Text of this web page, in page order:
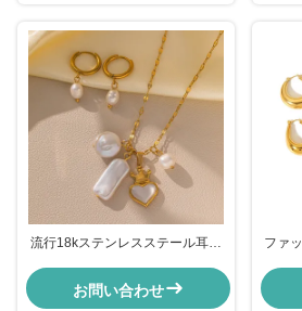
流行18kステンレスステール耳飾
の耳飾り
お問い合わせ
ファ